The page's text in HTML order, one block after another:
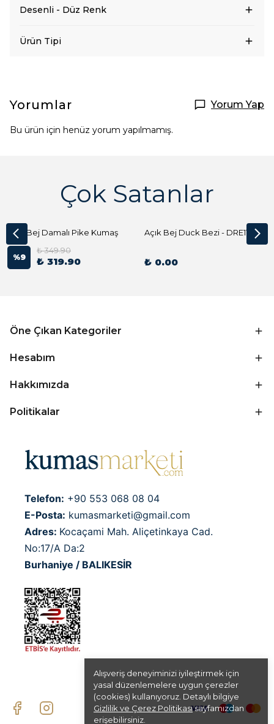
Alışveriş deneyiminizi iyileştirmek için
yasal düzenlemelere uygun çerezler
(cookies) kullanıyoruz. Detaylı bilgiye
Gizlilik ve Çerez Politikasısayfamızdan
erişebilirsiniz.
Desenli - Düz Renk
Ürün Tipi
Yorumlar Yorum Yap
Bu ürün için henüz yorum yapılmamış.
Çok Satanlar
Açık Bej Damalı Pike Kumaş
%9
₺ 349.90
₺ 319.90
Açık Bej Duck Bezi - DRE1144 Kumaş Peçete
₺ 0.00
Öne Çıkan Kategoriler
Hesabım
Hakkımızda
Politikalar
Telefon: +90 553 068 08 04
E-Posta: kumasmarketi@gmail.com
Adres: Kocaçami Mah. Aliçetinkaya Cad.
No:17/A Da:2
Burhaniye / BALIKESİR